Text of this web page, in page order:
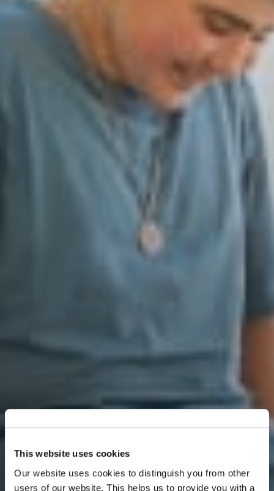
This website uses cookies
Our website uses cookies to distinguish you from other
users of our website. This helps us to provide you with a